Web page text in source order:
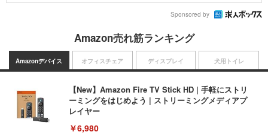
Sponsored by
Amazon売れ筋ランキング
Amazonデバイス
【New】Amazon Fire TV Stick HD | 手軽にストリ
ーミングをはじめよう | ストリーミングメディアプ
レイヤー
￥6,980
オフィスチェア ディスプレイ 犬用トイレ